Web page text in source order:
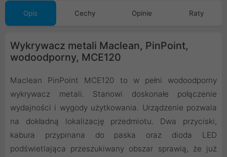
Opis Cechy Opinie Raty
Wykrywacz metali Maclean, PinPoint,
wodoodporny, MCE120
Maclean PinPoint MCE120 to w pełni wodoodporny
wykrywacz metali. Stanowi doskonałe połączenie
wydajności i wygody użytkowania. Urządzenie pozwala
na dokładną lokalizację przedmiotu. Dwa przyciski,
kabura przypinana do paska oraz dioda LED
podświetlająca przeszukiwany obszar sprawią, że już